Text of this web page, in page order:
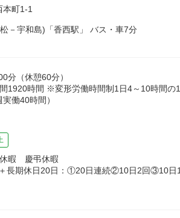
本町1-1
松－宇和島)「香西駅」 バス・車7分
分（休憩60分）
1920時間 ※変形労働時間制1日4～10時間の
働40時間）
暇 慶弔休暇
長期休日20日：①20日連続②10日2回③10日